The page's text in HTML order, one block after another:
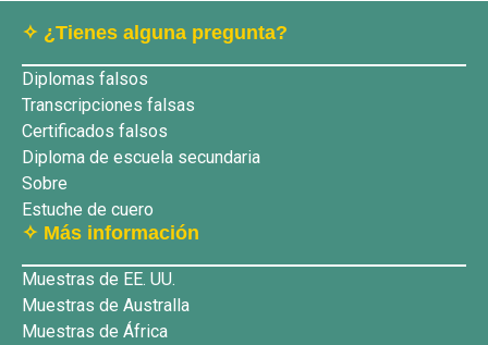
✧ ¿Tienes alguna pregunta?
Diplomas falsos
Transcripciones falsas
Certificados falsos
Diploma de escuela secundaria
Sobre
Estuche de cuero
✧ Más información
Muestras de EE. UU.
Muestras de Australla
Muestras de África